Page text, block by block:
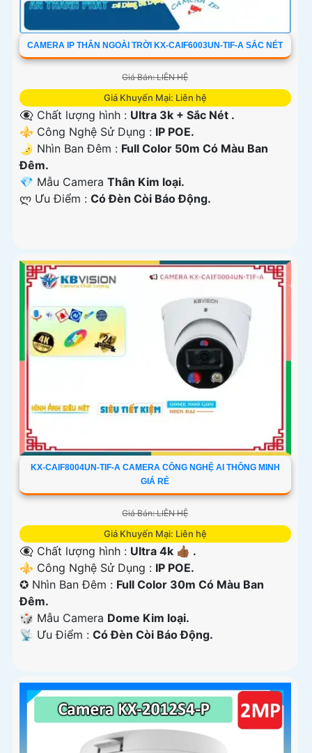
CAMERA IP THÂN NGOÀI TRỜI KX-CAIF6003UN-TIF-A SẮC NÉT
Giá Bán: LIÊN HỆ
Giá Khuyến Mại: Liên hệ
👁️‍🗨 Chất lượng hình : Ultra 3k + Sắc Nét .
⚜️ Công Nghệ Sử Dụng : IP POE.
🌛 Nhìn Ban Đêm : Full Color 50m Có Màu Ban
Ðêm.
💎 Mẫu Camera Thân Kim loại.
️ლ Ưu Điểm : Có Ðèn Còi Báo Động.
KX-CAIF8004UN-TIF-A CAMERA CÔNG NGHỆ AI THÔNG MINH
GIÁ RẺ
Giá Bán: LIÊN HỆ
Giá Khuyến Mại: Liên hệ
👁️‍🗨 Chất lượng hình : Ultra 4k 👍🏾 .
⚜️ Công Nghệ Sử Dụng : IP POE.
✪ Nhìn Ban Đêm : Full Color 30m Có Màu Ban
Ðêm.
🎲 Mẫu Camera Dome Kim loại.
️📡 Ưu Điểm : Có Ðèn Còi Báo Động.